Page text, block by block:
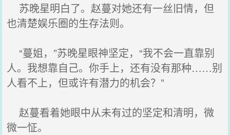
苏晚星明白了。赵蔓对她还有一丝旧情，但
也清楚娱乐圈的生存法则。
“蔓姐，”苏晚星眼神坚定，“我不会一直靠别
人。我想靠自己。你手上，还有没有那种……别
人看不上，但或许有潜力的机会？”
赵蔓看着她眼中从未有过的坚定和清明，微
微一怔。